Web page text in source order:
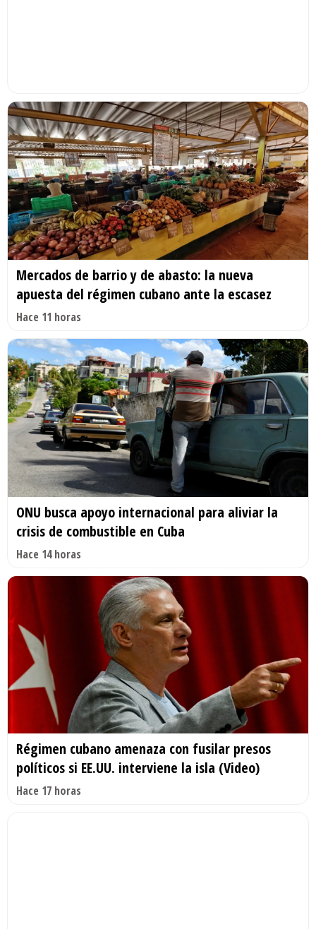
Mercados de barrio y de abasto: la nueva
apuesta del régimen cubano ante la escasez
Hace 11 horas
ONU busca apoyo internacional para aliviar la
crisis de combustible en Cuba
Hace 14 horas
Régimen cubano amenaza con fusilar presos
políticos si EE.UU. interviene la isla (Video)
Hace 17 horas